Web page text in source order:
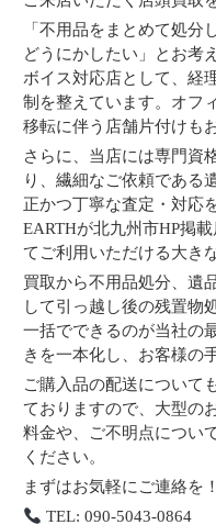
「不用品をまとめて処分
どうにかしたい」とお考
ボイス対応店として、経
制を整えています。オフ
移転に伴う店舗片付けも
さらに、当店には専門資
り、繊細なご依頼である
正かつ丁寧な査定・対応
EARTHが北九州市HP掲
てご利用いただける大き
買取から不用品処分、遺
して引っ越し後の残置物
一括でできるのが当社の
きを一本化し、お客様の
ご購入品の配送について
ておりますので、大型の
料金や、ご不明点につい
ください。
まずはお気軽にご連絡を！
TEL: 090-5043-0864